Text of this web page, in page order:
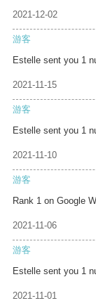
2021-12-02
游客
Estelle sent you 1
2021-11-15
游客
Estelle sent you 1
2021-11-10
游客
Rank 1 on Google
2021-11-06
游客
Estelle sent you 1
2021-11-01